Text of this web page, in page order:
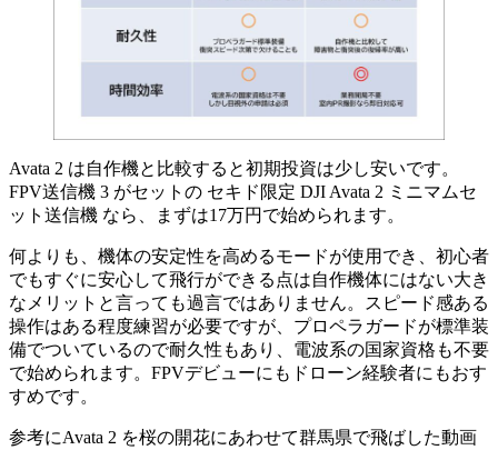
Avata 2 は自作機と比較すると初期投資は少し安いです。
FPV送信機 3 がセットの セキド限定 DJI Avata 2 ミニマムセ
ット送信機 なら、まずは17万円で始められます。
何よりも、機体の安定性を高めるモードが使用でき、初心者
でもすぐに安心して飛行ができる点は自作機体にはない大き
なメリットと言っても過言ではありません。スピード感ある
操作はある程度練習が必要ですが、プロペラガードが標準装
備でついているので耐久性もあり、電波系の国家資格も不要
で始められます。FPVデビューにもドローン経験者にもおす
すめです。
参考にAvata 2 を桜の開花にあわせて群馬県で飛ばした動画